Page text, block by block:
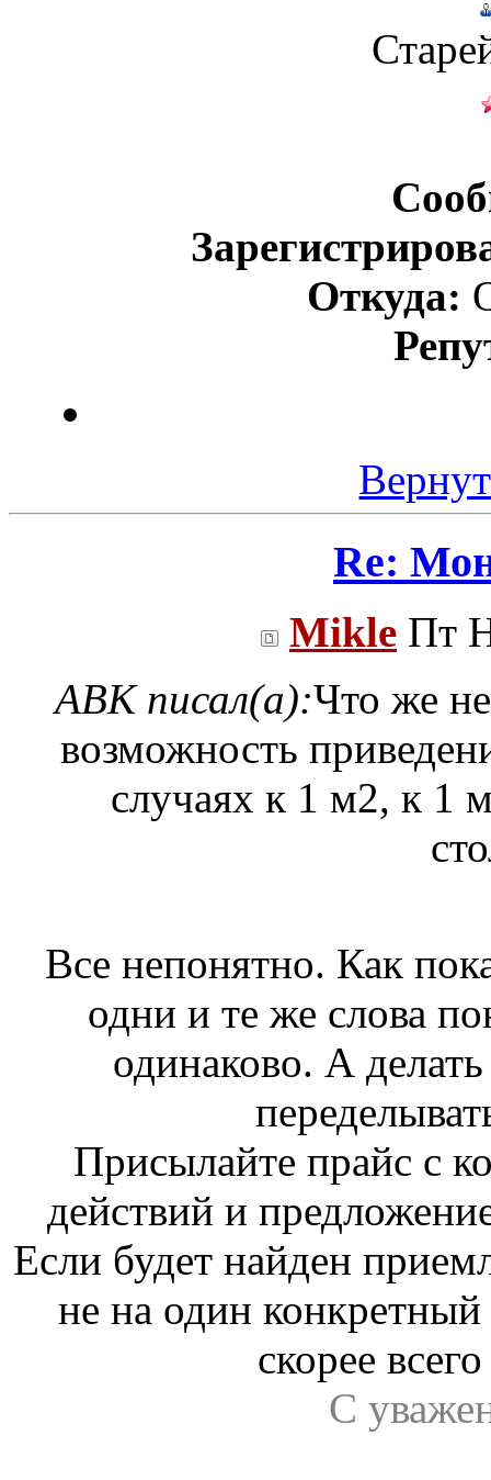
Откуда:
Re:
Mikle Пт
ABK писал(а):Что же
возможность
случаях к 1 м2, к 1
Все непонятно. Как
одни и те же слова
одинаково. А
Присылайте прайс с
действий и
Если будет найден
не на один
скорее
С